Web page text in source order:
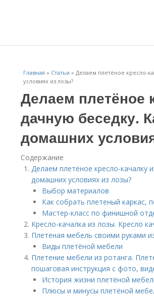
Главная » Статьи » Делаем плетёное кресло-
условиях из лозы?
Делаем плетёное
дачную беседку.
домашних
Содержание
Делаем плетёное кресло-качалку
домашних условиях из лозы?
Выбор материалов
Как собрать плетеный каркас,
Мастер-класс по финишной
Кресло-качалка из лозы. Кресло
Плетеная мебель своими руками
Виды плетёной мебели
Плетение мебели из ротанга.
пошаговая инструкция с фото,
История жизни плетёной
Плюсы и минусы плетёной